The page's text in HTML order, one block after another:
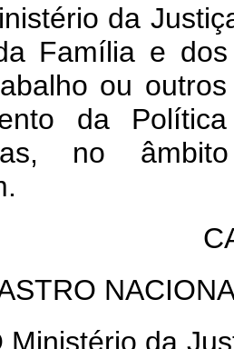
da
Família e
ou
da
no
da